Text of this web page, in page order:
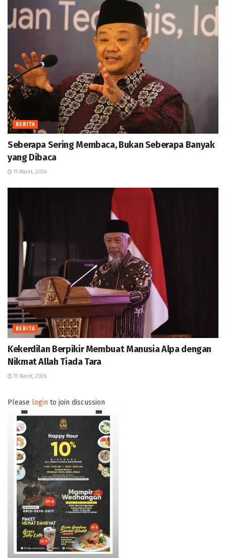
BERITA
Seberapa Sering Membaca, Bukan Seberapa Banyak
yang Dibaca
11 Maret, 2026
BERITA
Kekerdilan Berpikir Membuat Manusia Alpa dengan
Nikmat Allah Tiada Tara
11 Maret, 2026
Please login to join discussion